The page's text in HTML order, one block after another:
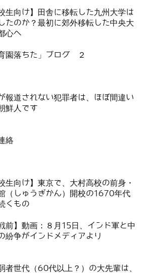
生向け】田舎に移転した九州大学は
たのか？最初に郊外移転した中央大
心へ
育園落ちた」ブログ ２
報道されない犯罪者は、ほぼ間違い
鮮人です
絡
生向け】東京で、大村高校の前身・
（しゅうぎかん）開校の1670年代
くもの
前】動画：８月15日、インド軍と中
紛争がインドメディアより
者世代（60代以上？）の大先輩は、